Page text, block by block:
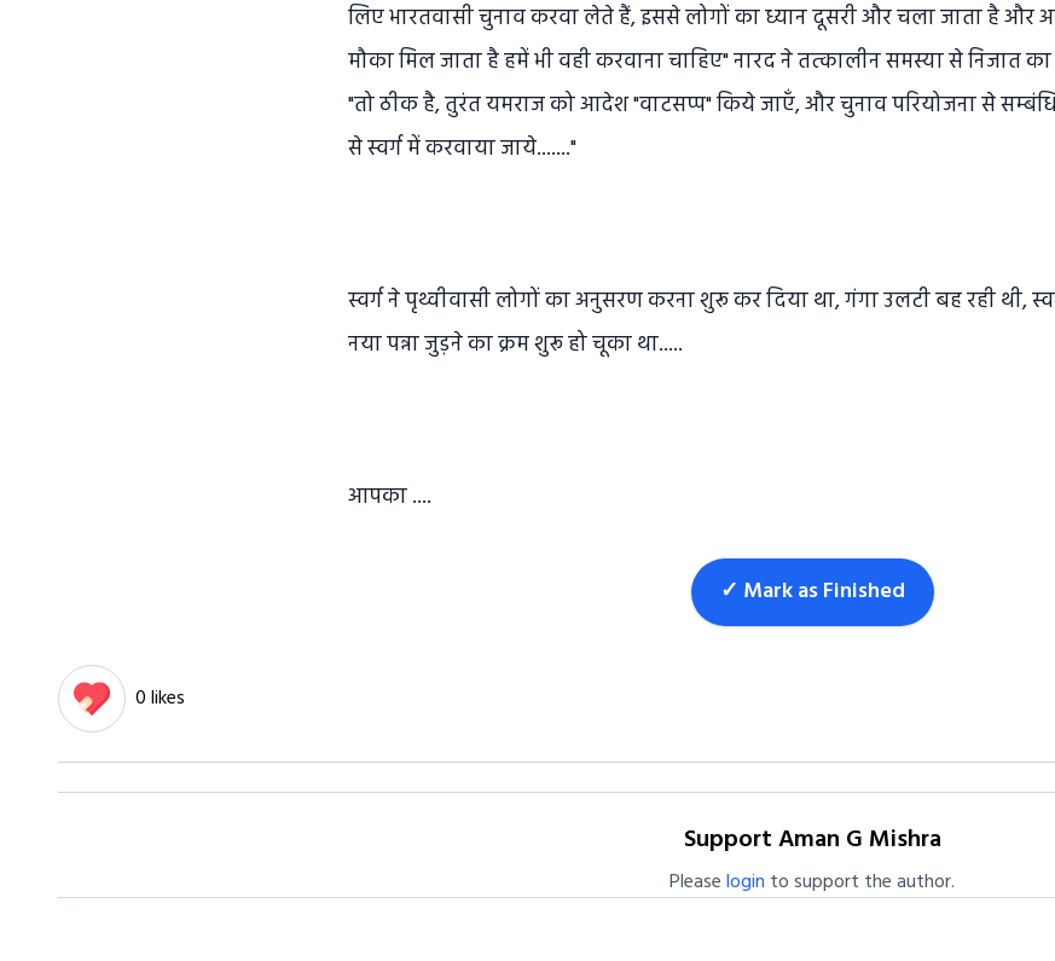
लिए भारतवासी चुनाव करवा लेते हैं, इससे लोगों का ध्यान दूसरी और चला जाता है और
मौका मिल जाता है हमें भी वही करवाना चाहिए" नारद ने तत्कालीन समस्या से निजात
"तो ठीक है, तुरंत यमराज को आदेश "वाटसप्प" किये जाएँ, और चुनाव परियोजना से
से स्वर्ग में करवाया जाये......."
स्वर्ग ने पृथ्वीवासी लोगों का अनुसरण करना शुरू कर दिया था, गंगा उलटी बह रही थी,
नया पन्ना जुड़ने का क्रम शुरू हो चूका था.....
आपका ....
✓ Mark as Finished
0 likes
Support Aman G Mishra
Pleaselogin to support the author.